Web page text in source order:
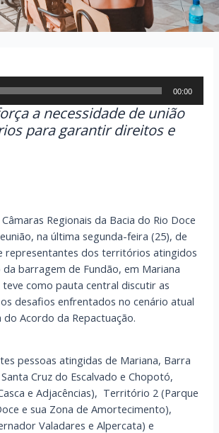
00:00
a necessidade de união
para garantir direitos e
Regionais da Bacia do Rio Doce
na última segunda-feira (25), de
representantes dos territórios atingidos
barragem de Fundão, em Mariana
como pauta central discutir as
desafios enfrentados no cenário atual
do Acordo da Repactuação.
pessoas atingidas de Mariana, Barra
Cruz do Escalvado e Chopotó,
e Adjacências), Território 2 (Parque
e sua Zona de Amortecimento),
Valadares e Alpercata) e